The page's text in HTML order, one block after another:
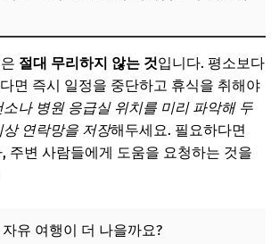
절대 무리하지 않는 것입니다. 평소보다
면 즉시 일정을 중단하고 휴식을 취해야
나 병원 응급실 위치를 미리 파악해 두
연락망을 저장해두세요. 필요하다면
주변 사람들에게 도움을 요청하는 것을
유 여행이 더 나을까요?